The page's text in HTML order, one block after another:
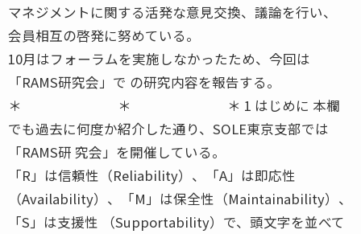
マネジメントに関する活発な意見交換、議論を行い、
会員相互の啓発に努めている。
10月はフォーラムを実施しなかったため、今回は
「RAMS研究会」で の研究内容を報告する。
＊ ＊ ＊ 1 はじめに 本欄
でも過去に何度か紹介した通り、SOLE東京支部では
「RAMS研 究会」を開催している。
「R」は信頼性（Reliability）、「A」は即応性
（Availability）、「M」は保全性（Maintainability）、
「S」は支援性 （Supportability）で、頭文字を並べて